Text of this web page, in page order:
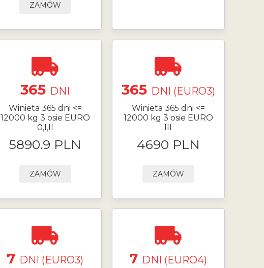
ZAMÓW
365 DNI
Winieta 365 dni <=
12000 kg 3 osie EURO
0,I,II
5890.9 PLN
ZAMÓW
365 DNI (EURO3)
Winieta 365 dni <=
12000 kg 3 osie EURO
4690 PLN
ZAMÓW
7 DNI (EURO3) 7 DNI (EURO4)